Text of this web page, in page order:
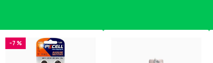
-7 %